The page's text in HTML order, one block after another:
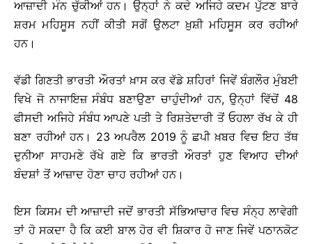
ਆਜ਼ਾਦੀ ਮੰਨ ਚੁੱਕੀਆਂ ਹਨ। ਉਨ੍ਹਾਂ ਨੇ ਕਦੇ ਅਜਿਹੇ ਕਦਮ ਪੁੱਟਣ ਬਾਰੇ
ਸ਼ਰਮ ਮਹਿਸੂਸ ਨਹੀਂ ਕੀਤੀ ਸਗੋਂ ਉਲਟਾ ਖ਼ੁਸ਼ੀ ਮਹਿਸੂਸ ਕਰ ਰਹੀਆਂ
ਹਨ।
ਵੱਡੀ ਗਿਣਤੀ ਭਾਰਤੀ ਔਰਤਾਂ ਖ਼ਾਸ ਕਰ ਵੱਡੇ ਸ਼ਹਿਰਾਂ ਜਿਵੇਂ ਬੰਗਲੌਰ ਮੁੰਬਈ
ਵਿਖੇ ਜੋ ਨਾਜਾਇਜ਼ ਸੰਬੰਧ ਬਣਾਉਣਾ ਚਾਹੁੰਦੀਆਂ ਹਨ, ਉਨ੍ਹਾਂ ਵਿੱਚੋਂ 48
ਫੀਸਦੀ ਅਜਿਹੇ ਸੰਬੰਧ ਆਪਣੇ ਪਤੀ ਤੇ ਰਿਸ਼ਤੇਦਾਰੀ ਤੋਂ ਓਹਲਾ ਰੱਖ ਕੇ ਹੀ
ਬਣਾ ਰਹੀਆਂ ਹਨ। 23 ਅਪਰੈਲ 2019 ਨੂੰ ਛਪੀ ਖ਼ਬਰ ਵਿਚ ਇਹ ਤੱਥ
ਦੁਨੀਆ ਸਾਹਮਣੇ ਰੱਖੇ ਗਏ ਕਿ ਭਾਰਤੀ ਔਰਤਾਂ ਹੁਣ ਵਿਆਹ ਦੀਆਂ
ਬੰਦਸ਼ਾਂ ਤੋਂ ਆਜ਼ਾਦ ਹੋਣਾ ਚਾਹ ਰਹੀਆਂ ਹਨ।
ਇਸ ਕਿਸਮ ਦੀ ਆਜ਼ਾਦੀ ਜਦੋਂ ਭਾਰਤੀ ਸੱਭਿਆਚਾਰ ਵਿਚ ਸੰਨ੍ਹ ਲਾਵੇਗੀ
ਤਾਂ ਹੋ ਸਕਦਾ ਹੈ ਕਿ ਕਈ ਬਾਲ ਹੋਰ ਵੀ ਸ਼ਿਕਾਰ ਹੋ ਜਾਣ ਜਿਵੇਂ ਪਠਾਨਕੋਟ